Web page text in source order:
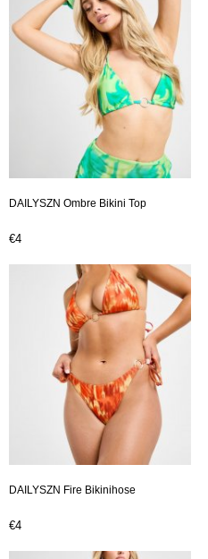
DAILYSZN Ombre Bikini Top
€4
DAILYSZN Fire Bikinihose
€4